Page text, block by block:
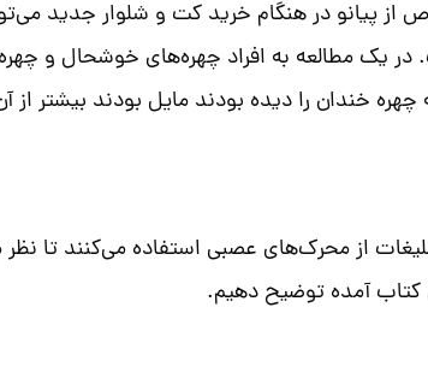
پیانو در هنگام خرید کت و شلوار جدید
یک مطالعه به افراد چهره‌های خوشحال و
خندان را دیده بودند مایل بودند بیشتر از
از محرک‌های عصبی استفاده می‌کنند تا نظر
کتاب آمده توضیح دهیم.